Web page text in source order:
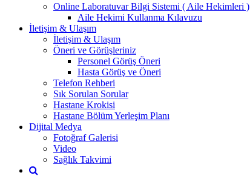
Online Laboratuvar Bilgi Sistemi ( Aile Hekimleri )
Aile Hekimi Kullanma Kılavuzu
İletişim & Ulaşım
İletişim & Ulaşım
Öneri ve Görüşleriniz
Personel Görüş Öneri
Hasta Görüş ve Öneri
Telefon Rehberi
Sık Sorulan Sorular
Hastane Krokisi
Hastane Bölüm Yerleşim Planı
Dijital Medya
Fotoğraf Galerisi
Video
Sağlık Takvimi